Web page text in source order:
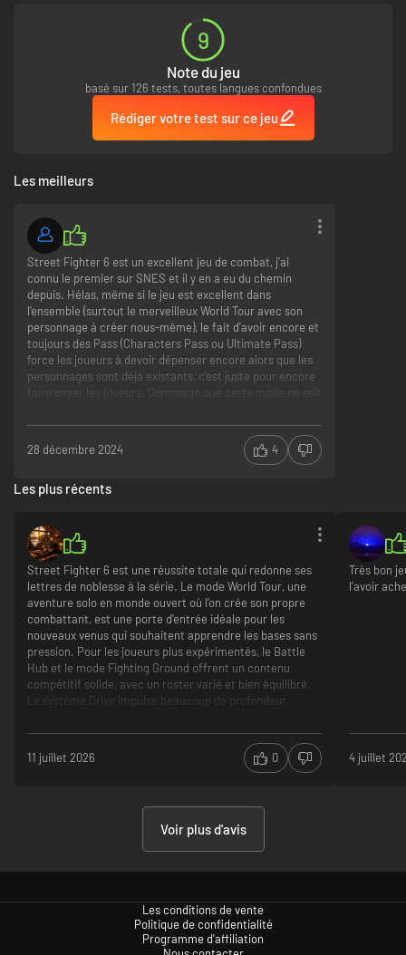
9
Note du jeu
basé sur 126 tests, toutes langues confondues
Rédiger votre test sur ce jeu
Les meilleurs
Street Fighter 6 est un excellent jeu de combat, j'ai
connu le premier sur SNES et il y en a eu du chemin
depuis. Hélas, même si le jeu est excellent dans
l'ensemble (surtout le merveilleux World Tour avec son
personnage à créer nous-même), le fait d'avoir encore et
toujours des Pass (Characters Pass ou Ultimate Pass)
force les joueurs à devoir dépenser encore alors que les
personnages sont déjà existants, c'est juste pour encore
faire payer les joueurs. Dommage que cette mode ne soit
autre sujet.
SF6, en solo reste un très bon jeu bien nerveux pour peu
sur un 4 cores et une vieille carte à 4 Go de vram. Un SSD
Pour le côté online, je ne peux me prononcer, mon
manque de skill m'empêche de me frotter aux autres.
Création d'un personnage modifiable
Le World Tour, une excellente idée pour les joueurs
solo
Le leveling du mode World Tour et l'apprentissage des
coups spéciaux
Le fait que Capcom fasse payer pour le moindre
cosmétique ou personnage.
28 décembre 2024 4
Les plus récents
Street Fighter 6 est une réussite totale qui redonne ses
lettres de noblesse à la série. Le mode World Tour, une
aventure solo en monde ouvert où l’on crée son propre
combattant, est une porte d’entrée idéale pour les
nouveaux venus qui souhaitent apprendre les bases sans
pression. Pour les joueurs plus expérimentés, le Battle
Hub et le mode Fighting Ground offrent un contenu
compétitif solide, avec un roster varié et bien équilibré.
Le système Drive impulse beaucoup de profondeur
grâce aux commandes modernes qui simplifient les
inputs pour les débutants. La direction artistique, mêlant
hip-hop et style urbain, apporte une identité visuelle
Gameplay riche et équilibré grâce au système Drive
Certains personnages du World Tour peuvent sembler
11 juillet 2026 0
Très bon
l’avoir
4 juillet
Voir plus d'avis
Les conditions de vente
Politique de confidentialité
Programme d'affiliation